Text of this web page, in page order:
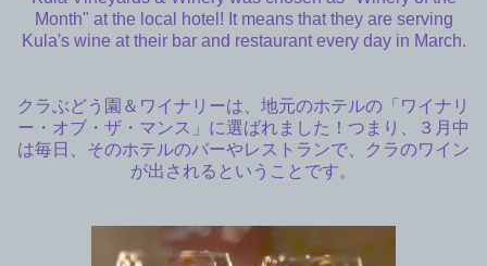
Month" at the local hotel! It means that they are serving
Kula's wine at their bar and restaurant every day in March.
クラぶどう園＆ワイナリーは、地元のホテルの「ワイナリ
ー・オブ・ザ・マンス」に選ばれました！つまり、３月中
は毎日、そのホテルのバーやレストランで、クラのワイン
が出されるということです。